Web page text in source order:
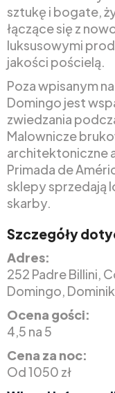
sztukę i bogate,
łączące się z
luksusowymi
jakości pościelą.
Poza wpisanym
Domingo jest
zwiedzania
Malownicze
architektoniczne
Primada de
sklepy sprzedają
skarby.
Szczegóły
Adres:
252 Padre Billini,
Domingo,
Ocena gości:
4,5 na 5
Cena za noc:
Od 1050 zł